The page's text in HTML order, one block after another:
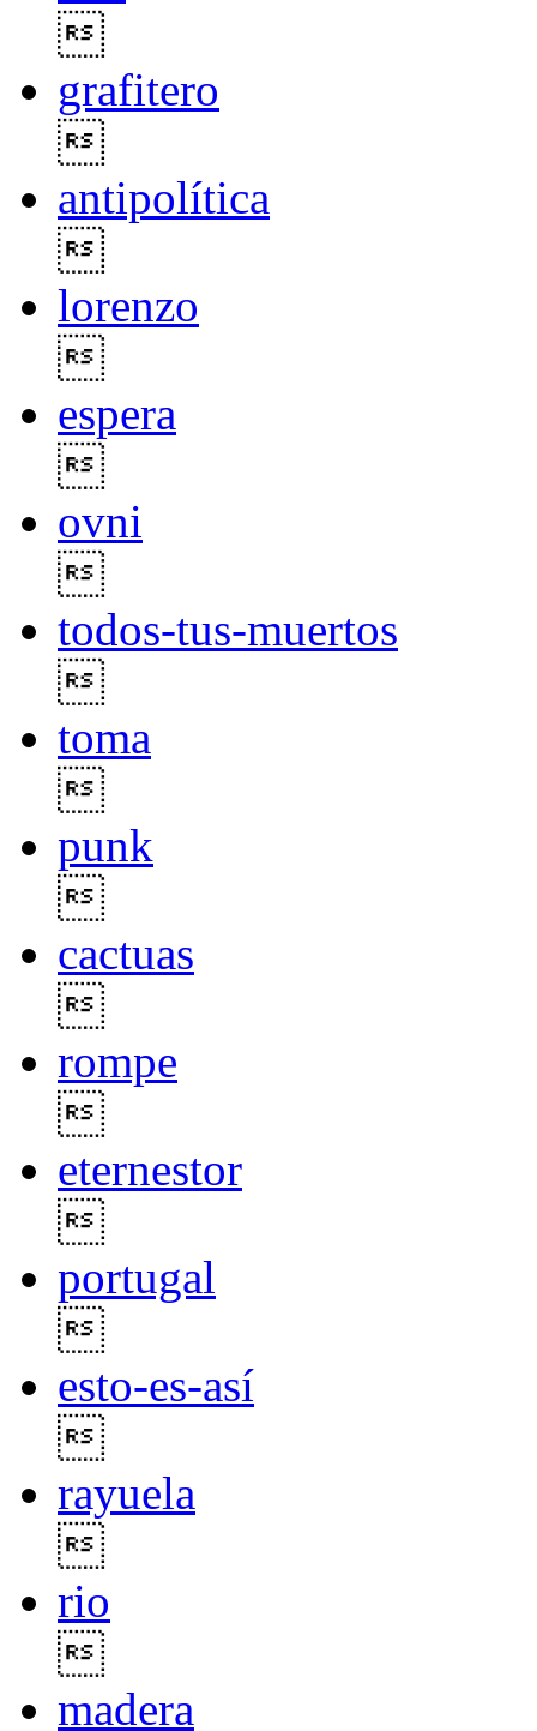
grafitero
antipolítica
lorenzo
espera
ovni
todos-tus-muertos
toma
punk
cactuas
rompe
eternestor
portugal
esto-es-así
rayuela
rio
madera